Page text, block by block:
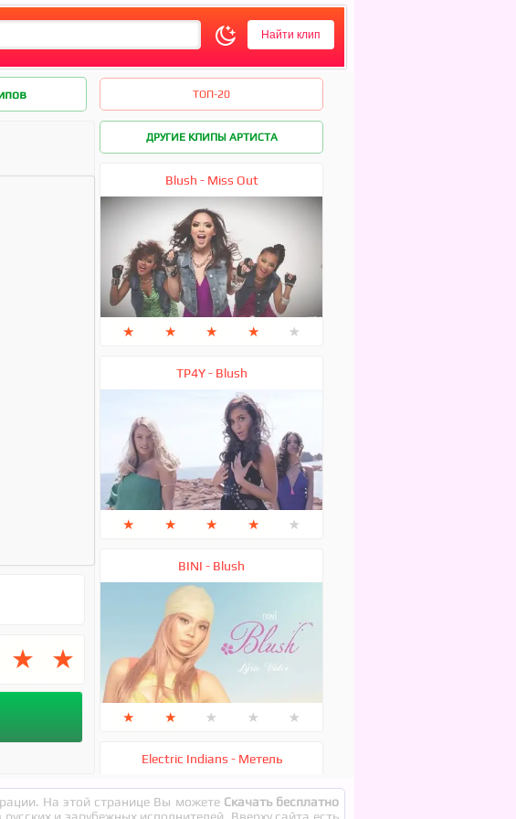
ТОП-20
★ ★
ДРУГИЕ КЛИПЫ АРТИСТА
Blush - Miss Out
★ ★ ★ ★ ★
TP4Y - Blush
★ ★ ★ ★ ★
BINI - Blush
★ ★ ★ ★ ★
Electric Indians - Метель
На этой странице Вы можете Скачать бесплатно